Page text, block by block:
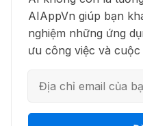
12 Thg 07
♾️ Hướng
💻
thông minh
AIAppVn giúp bạn
nghiệm những ứng
ưu công việc và cuộc